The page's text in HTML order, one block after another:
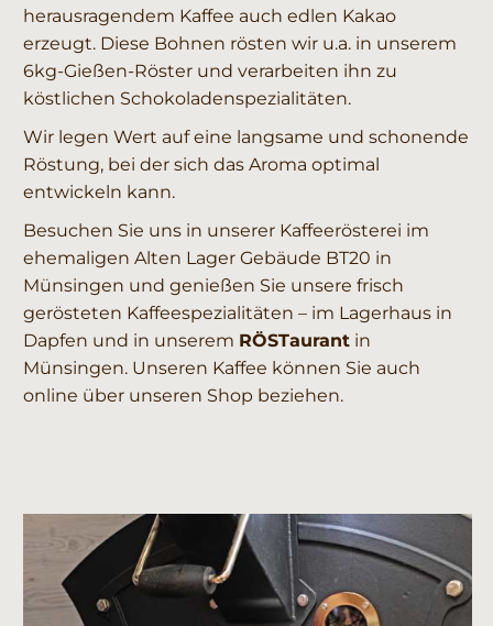
herausragendem Kaffee auch edlen Kakao
erzeugt. Diese Bohnen rösten wir u.a. in unserem
6kg-Gießen-Röster und verarbeiten ihn zu
köstlichen Schokoladenspezialitäten.
Wir legen Wert auf eine langsame und schonende
Röstung, bei der sich das Aroma optimal
entwickeln kann.
Besuchen Sie uns in unserer Kaffeerösterei im
ehemaligen Alten Lager Gebäude BT20 in
Münsingen und genießen Sie unsere frisch
gerösteten Kaffeespezialitäten – im Lagerhaus in
Dapfen und in unserem RÖSTaurantin
Münsingen. Unseren Kaffee können Sie auch
online über unseren Shop beziehen.